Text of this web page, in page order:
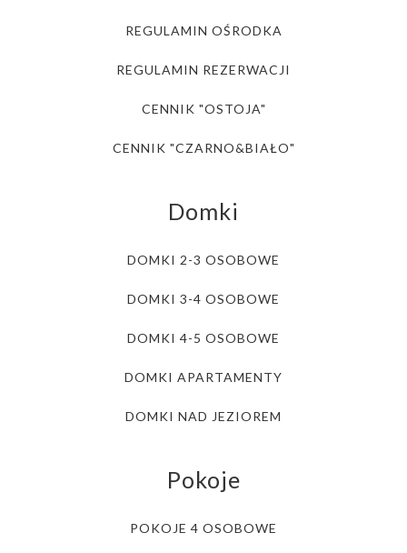
REGULAMIN OŚRODKA
REGULAMIN REZERWACJI
CENNIK "OSTOJA"
CENNIK "CZARNO&BIAŁO"
Domki
DOMKI 2-3 OSOBOWE
DOMKI 3-4 OSOBOWE
DOMKI 4-5 OSOBOWE
DOMKI APARTAMENTY
DOMKI NAD JEZIOREM
Pokoje
POKOJE 4 OSOBOWE